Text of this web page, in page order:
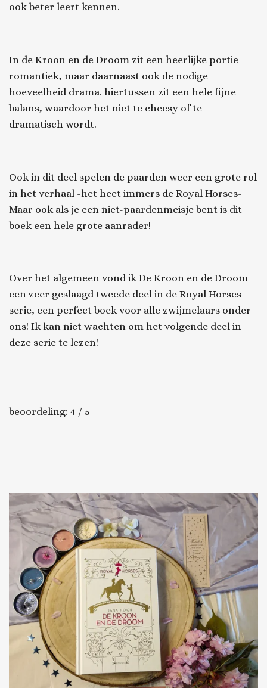
ook beter leert kennen.
In de Kroon en de Droom zit een heerlijke portie
romantiek, maar daarnaast ook de nodige
hoeveelheid drama. hiertussen zit een hele fijne
balans, waardoor het niet te cheesy of te
dramatisch wordt.
Ook in dit deel spelen de paarden weer een grote rol
in het verhaal -het heet immers de Royal Horses-
Maar ook als je een niet-paardenmeisje bent is dit
boek een hele grote aanrader!
Over het algemeen vond ikDe Kroon en de Droom
een zeer geslaagd tweede deel in de Royal Horses
serie, een perfect boek voor alle zwijmelaars onder
ons! Ik kan niet wachten om het volgende deel in
deze serie te lezen!
beoordeling: 4 / 5